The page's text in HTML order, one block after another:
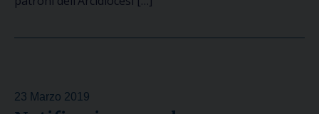
23 Marzo 2019